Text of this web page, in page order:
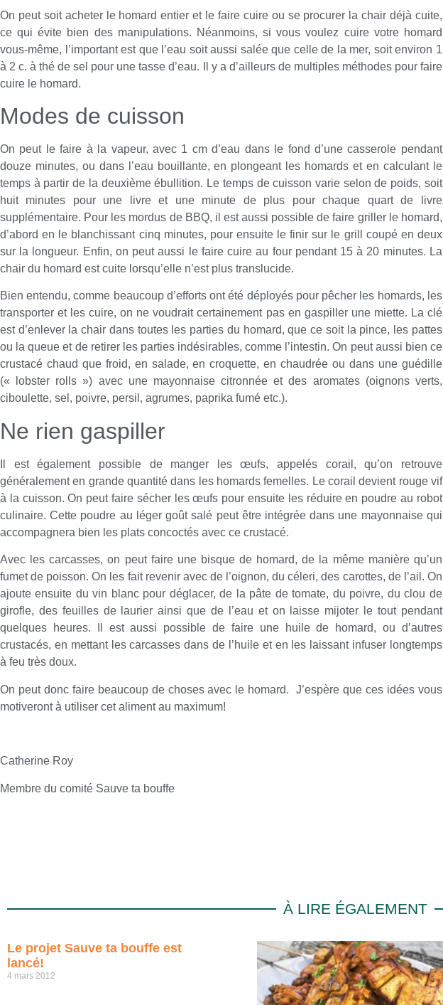
On peut soit acheter le homard entier et le faire cuire ou se procurer la chair déjà cuite,
ce qui évite bien des manipulations. Néanmoins, si vous voulez cuire votre homard
vous-même, l’important est que l’eau soit aussi salée que celle de la mer, soit environ 1
à 2 c. à thé de sel pour une tasse d’eau. Il y a d’ailleurs de multiples méthodes pour faire
cuire le homard.
Modes de cuisson
On peut le faire à la vapeur, avec 1 cm d’eau dans le fond d’une casserole pendant
douze minutes, ou dans l’eau bouillante, en plongeant les homards et en calculant le
temps à partir de la deuxième ébullition. Le temps de cuisson varie selon de poids, soit
huit minutes pour une livre et une minute de plus pour chaque quart de livre
supplémentaire. Pour les mordus de BBQ, il est aussi possible de faire griller le homard,
d’abord en le blanchissant cinq minutes, pour ensuite le finir sur le grill coupé en deux
sur la longueur. Enfin, on peut aussi le faire cuire au four pendant 15 à 20 minutes. La
chair du homard est cuite lorsqu’elle n’est plus translucide.
Bien entendu, comme beaucoup d’efforts ont été déployés pour pêcher les homards, les
transporter et les cuire, on ne voudrait certainement pas en gaspiller une miette. La clé
est d’enlever la chair dans toutes les parties du homard, que ce soit la pince, les pattes
ou la queue et de retirer les parties indésirables, comme l’intestin. On peut aussi bien ce
crustacé chaud que froid, en salade, en croquette, en chaudrée ou dans une guédille
(« lobster rolls ») avec une mayonnaise citronnée et des aromates (oignons verts,
ciboulette, sel, poivre, persil, agrumes, paprika fumé etc.).
Ne rien gaspiller
Il est également possible de manger les œufs, appelés corail, qu’on retrouve
généralement en grande quantité dans les homards femelles. Le corail devient rouge vif
à la cuisson. On peut faire sécher les œufs pour ensuite les réduire en poudre au robot
culinaire. Cette poudre au léger goût salé peut être intégrée dans une mayonnaise qui
accompagnera bien les plats concoctés avec ce crustacé.
Avec les carcasses, on peut faire une bisque de homard, de la même manière qu’un
fumet de poisson. On les fait revenir avec de l’oignon, du céleri, des carottes, de l’ail. On
ajoute ensuite du vin blanc pour déglacer, de la pâte de tomate, du poivre, du clou de
girofle, des feuilles de laurier ainsi que de l’eau et on laisse mijoter le tout pendant
quelques heures. Il est aussi possible de faire une huile de homard, ou d’autres
crustacés, en mettant les carcasses dans de l’huile et en les laissant infuser longtemps
à feu très doux.
On peut donc faire beaucoup de choses avec le homard. J’espère que ces idées vous
motiveront à utiliser cet aliment au maximum!
Catherine Roy
Membre du comité Sauve ta bouffe
À LIRE ÉGALEMENT
Le projet Sauve ta bouffe est
lancé!
4 mars 2012